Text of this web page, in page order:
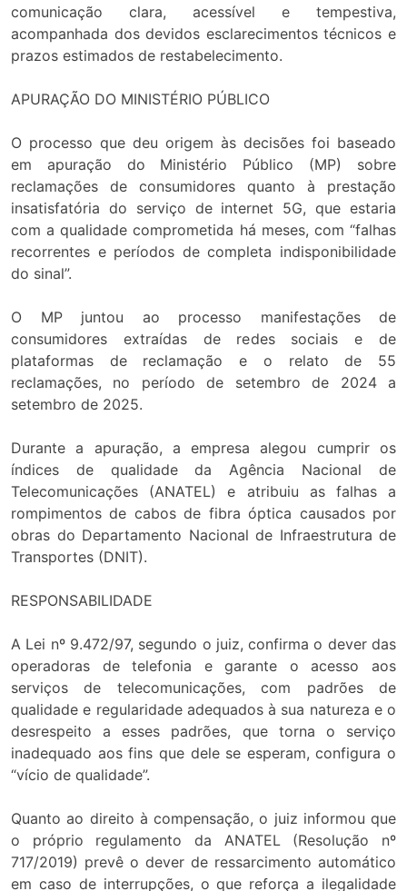
comunicação clara, acessível e tempestiva,
acompanhada dos devidos esclarecimentos técnicos e
prazos estimados de restabelecimento.
APURAÇÃO DO MINISTÉRIO PÚBLICO
O processo que deu origem às decisões foi baseado
em apuração do Ministério Público (MP) sobre
reclamações de consumidores quanto à prestação
insatisfatória do serviço de internet 5G, que estaria
com a qualidade comprometida há meses, com “falhas
recorrentes e períodos de completa indisponibilidade
do sinal”.
O MP juntou ao processo manifestações de
consumidores extraídas de redes sociais e de
plataformas de reclamação e o relato de 55
reclamações, no período de setembro de 2024 a
setembro de 2025.
Durante a apuração, a empresa alegou cumprir os
índices de qualidade da Agência Nacional de
Telecomunicações (ANATEL) e atribuiu as falhas a
rompimentos de cabos de fibra óptica causados por
obras do Departamento Nacional de Infraestrutura de
Transportes (DNIT).
RESPONSABILIDADE
A Lei nº 9.472/97, segundo o juiz, confirma o dever das
operadoras de telefonia e garante o acesso aos
serviços de telecomunicações, com padrões de
qualidade e regularidade adequados à sua natureza e o
desrespeito a esses padrões, que torna o serviço
inadequado aos fins que dele se esperam, configura o
“vício de qualidade”.
Quanto ao direito à compensação, o juiz informou que
o próprio regulamento da ANATEL (Resolução nº
717/2019) prevê o dever de ressarcimento automático
em caso de interrupções, o que reforça a ilegalidade